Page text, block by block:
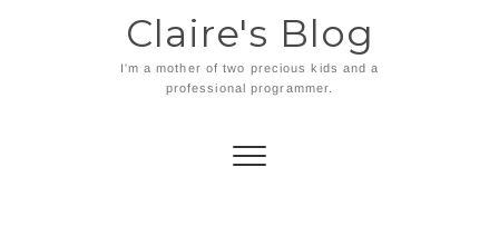
Claire's Blog
I'm a mother of two precious kids and a
professional programmer.